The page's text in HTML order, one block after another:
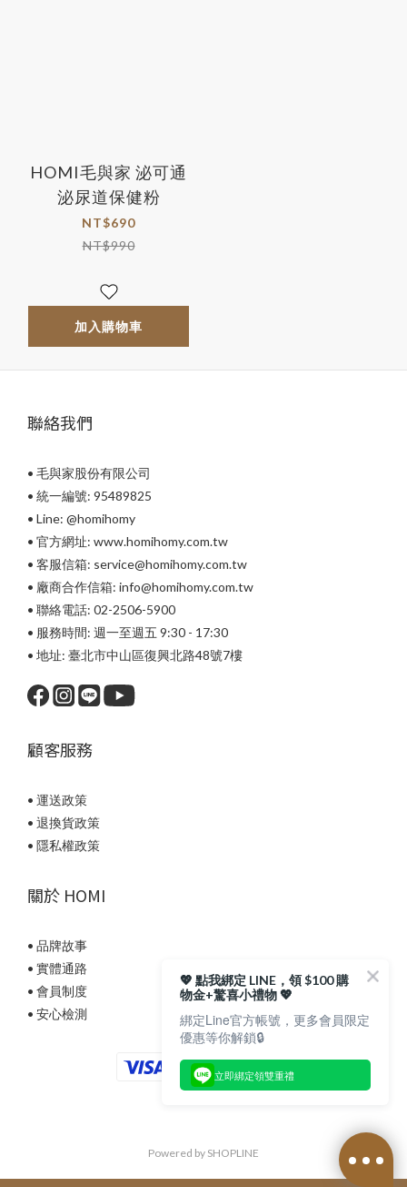
HOMI毛與家 泌可通
泌尿道保健粉
NT$690
NT$990
加入購物車
聯絡我們
• 毛與家股份有限公司
• 統一編號: 95489825
• Line: @homihomy
• 官方網址: www.homihomy.com.tw
• 客服信箱: service@homihomy.com.tw
• 廠商合作信箱: info@homihomy.com.tw
• 聯絡電話: 02-2506-5900
• 服務時間: 週一至週五 9:30 - 17:30
• 地址: 臺北市中山區復興北路48號7樓
顧客服務
• 運送政策
• 退換貨政策
• 隱私權政策
關於 HOMI
• 品牌故事
• 實體通路
• 會員制度
• 安心檢測
Powered by SHOPLINE
💖 點我綁定 LINE，領 $100 購
物金+驚喜小禮物 💖
綁定Line官方帳號，更多會員限定
優惠等你解鎖🔒
立即綁定領雙重禮